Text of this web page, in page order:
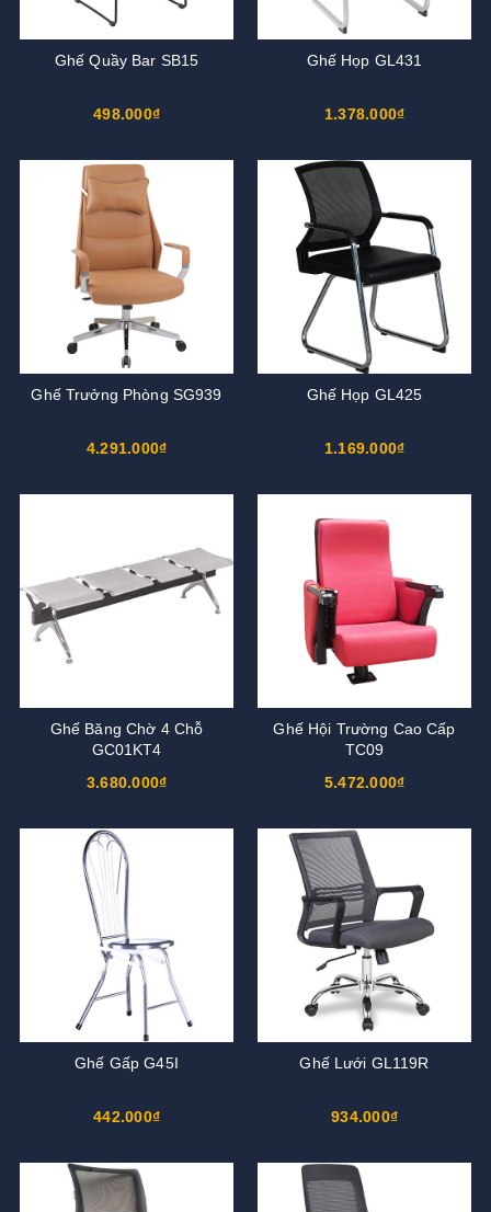
Ghế Quầy Bar SB15
498.000₫
Ghế Họp GL431
1.378.000₫
Ghế Trưởng Phòng SG939
4.291.000₫
Ghế Họp GL425
1.169.000₫
Ghế Băng Chờ 4 Chỗ
GC01KT4
3.680.000₫
Ghế Hội Trường Cao Cấp
TC09
5.472.000₫
Ghế Gấp G45I
442.000₫
Ghế Lưới GL119R
934.000₫